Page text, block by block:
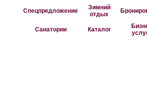
Спецпредложение
Зимний
отдых
Санатории Каталог